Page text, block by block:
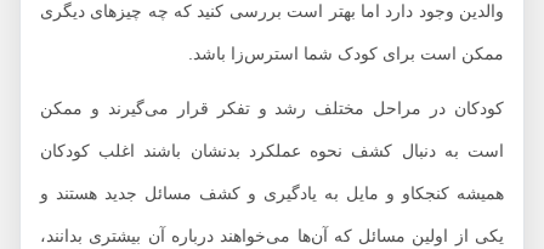
والدین وجود دارد اما بهتر است بررسی کنید که چه چیزهای دیگری
ممکن است برای کودک شما استرس‌زا باشد.
کودکان در مراحل مختلف رشد و تفکر قرار می‌گیرند و ممکن
است به دنبال کشف نحوه عملکرد بدنشان باشند اغلب کودکان
همیشه کنجکاو و مایل به یادگیری و کشف مسائل جدید هستند و
یکی از اولین مسائل که آن‌ها می‌خواهند درباره آن بیشتری بدانند،